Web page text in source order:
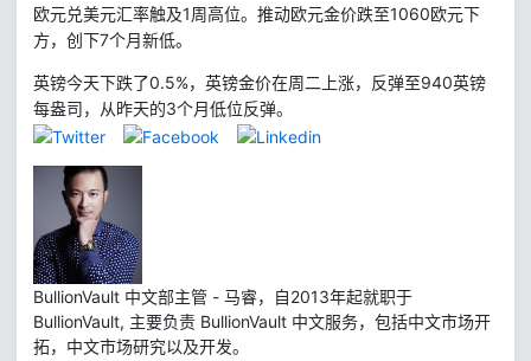
欧元兑美元汇率触及1 周高位。推动欧元金价跌至1060 欧元下
方，创下7个月新低。
英镑今天下跌了0.5%，英镑金价在周二上涨，反弹至940英镑
每盎司，从昨天的3个月低位反弹。
BullionVault 中文部主管 - 马睿，自2013年起就职于
BullionVault, 主要负责 BullionVault 中文服务，包括中文市场开
拓，中文市场研究以及开发。